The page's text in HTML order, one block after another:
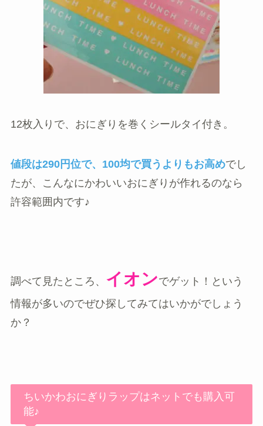
12枚入りで、おにぎりを巻くシールタイ付き。
値段は290円位で、100均で買うよりもお高めでし
たが、こんなにかわいいおにぎりが作れるのなら
許容範囲内です♪
調べて見たところ、 イオンでゲット！という
情報が多いのでぜひ探してみてはいかがでしょう
か？
ちいかわおにぎりラップはネットでも購入可
能♪